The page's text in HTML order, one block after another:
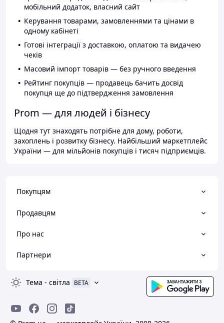
мобільний додаток, власний сайт
Керування товарами, замовленнями та цінами в
одному кабінеті
Готові інтеграції з доставкою, оплатою та видачею
чеків
Масовий імпорт товарів — без ручного введення
Рейтинг покупців — продавець бачить досвід
покупця ще до підтвердження замовлення
Prom — для людей і бізнесу
Щодня тут знаходять потрібне для дому, роботи,
захоплень і розвитку бізнесу. Найбільший маркетплейс
України — для мільйонів покупців і тисяч підприємців.
Покупцям
Продавцям
Про нас
Партнери
Тема - світла BETA